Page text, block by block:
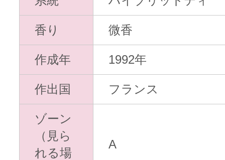
香り 微香
作成年 1992年
作出国 フランス
ゾーン
（見ら
れる場
A